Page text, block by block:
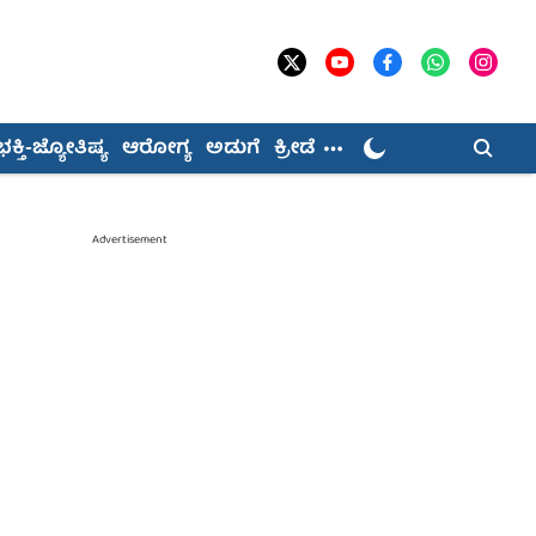
ಜ್ಯೋತಿಷ್ಯ ಆರೋಗ್ಯ ಅಡುಗೆ ಕ್ರೀಡೆ
Advertisement